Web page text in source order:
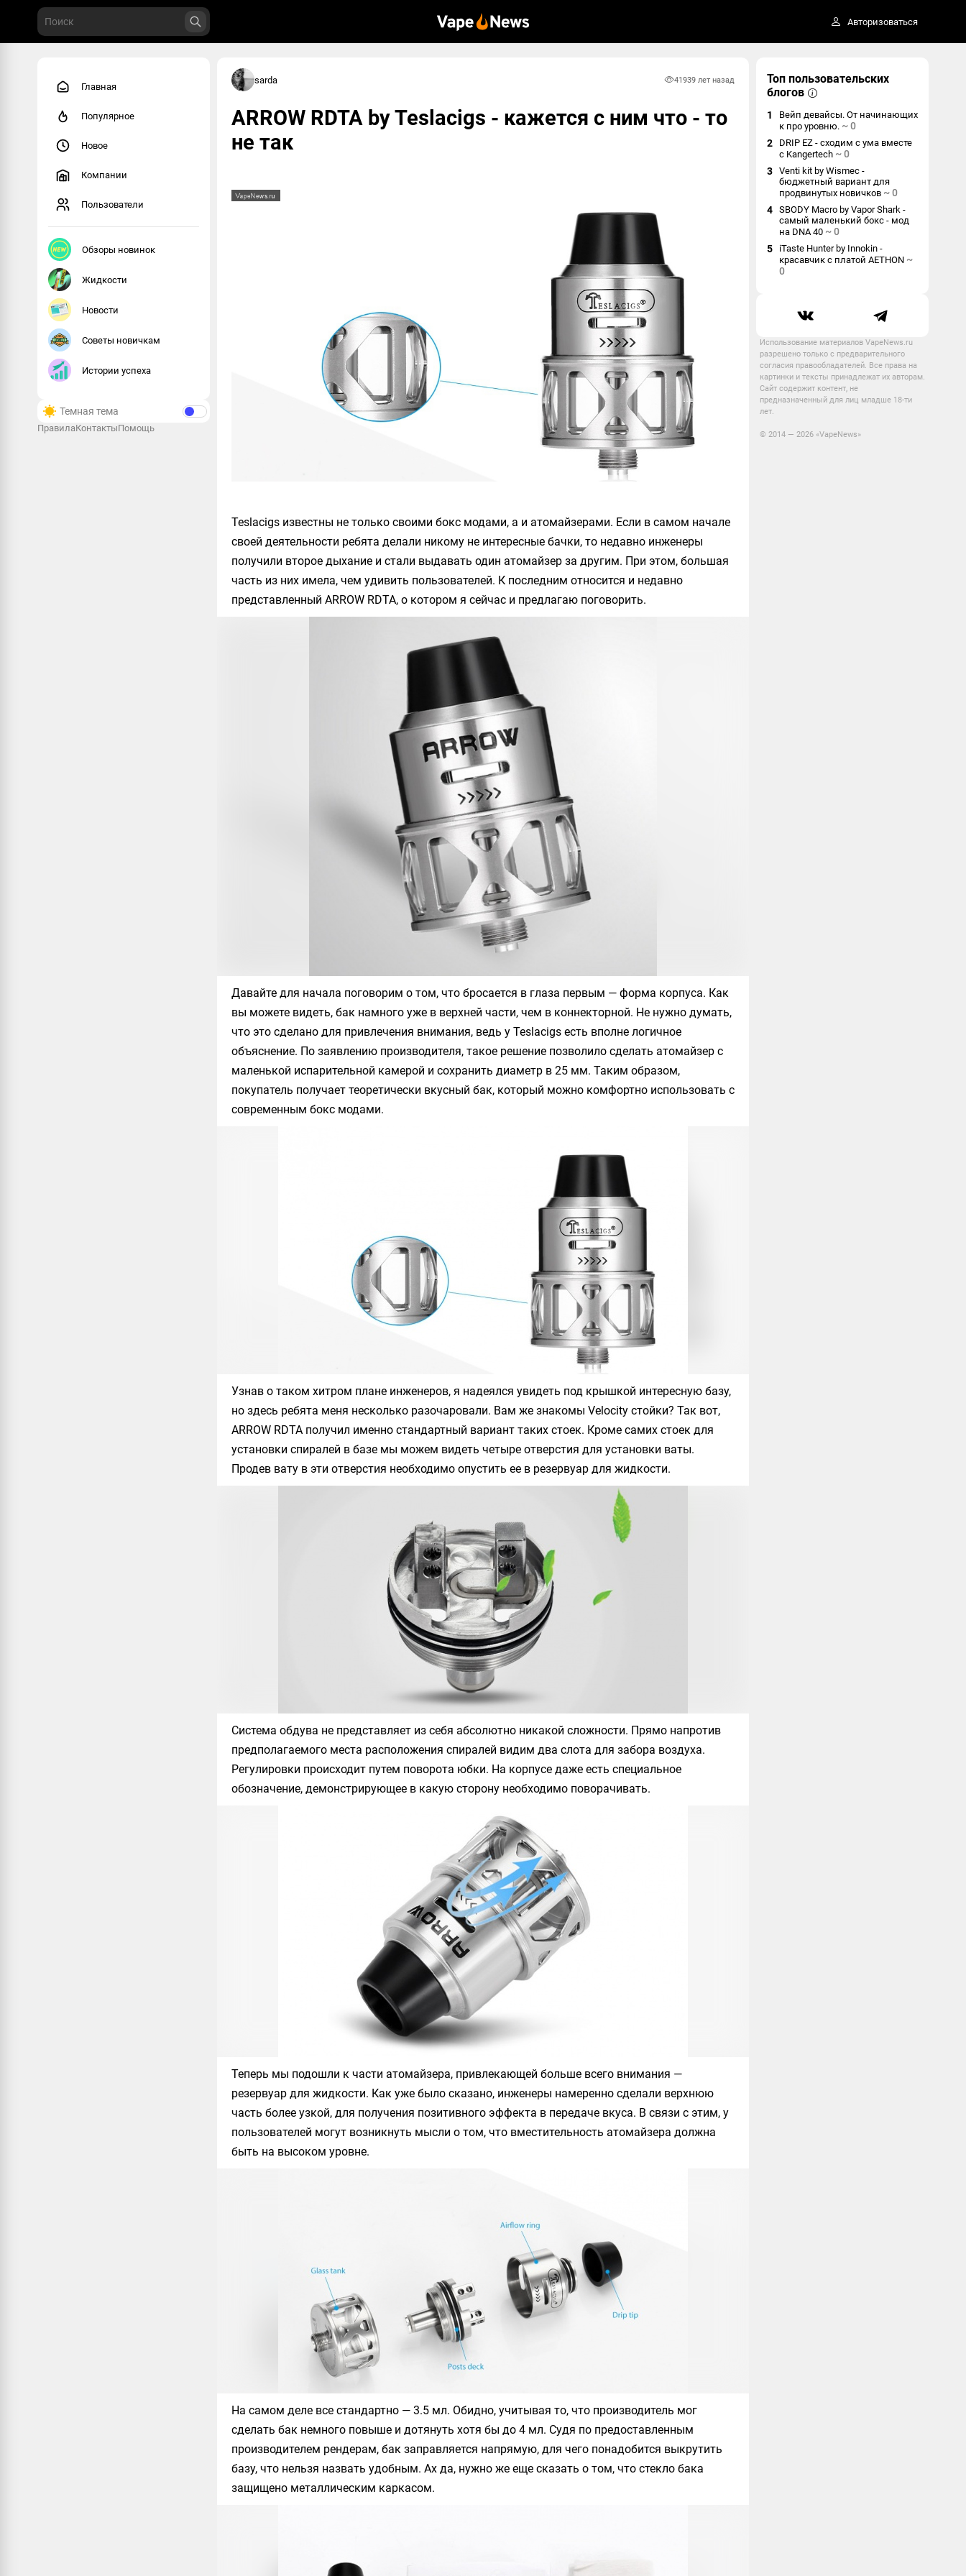
Авторизоваться
Главная
Популярное
Новое
Компании
Пользователи
Обзоры новинок
Жидкости
Новости
Советы новичкам
Истории успеха
Темная тема
ПравилаКонтактыПомощь
sarda 41939 лет назад
ARROW RDTA by Teslacigs - кажется с ним что - то
не так
Teslacigs известны не только своими бокс модами, а и атомайзерами. Если в самом начале
своей деятельности ребята делали никому не интересные бачки, то недавно инженеры
получили второе дыхание и стали выдавать один атомайзер за другим. При этом, большая
часть из них имела, чем удивить пользователей. К последним относится и недавно
представленный ARROW RDTA, о котором я сейчас и предлагаю поговорить.
Давайте для начала поговорим о том, что бросается в глаза первым — форма корпуса. Как
вы можете видеть, бак намного уже в верхней части, чем в коннекторной. Не нужно думать,
что это сделано для привлечения внимания, ведь у Teslacigs есть вполне логичное
объяснение. По заявлению производителя, такое решение позволило сделать атомайзер с
маленькой испарительной камерой и сохранить диаметр в 25 мм. Таким образом,
покупатель получает теоретически вкусный бак, который можно комфортно использовать с
современным бокс модами.
Узнав о таком хитром плане инженеров, я надеялся увидеть под крышкой интересную базу,
но здесь ребята меня несколько разочаровали. Вам же знакомы Velocity стойки? Так вот,
ARROW RDTA получил именно стандартный вариант таких стоек. Кроме самих стоек для
установки спиралей в базе мы можем видеть четыре отверстия для установки ваты.
Продев вату в эти отверстия необходимо опустить ее в резервуар для жидкости.
Система обдува не представляет из себя абсолютно никакой сложности. Прямо напротив
предполагаемого места расположения спиралей видим два слота для забора воздуха.
Регулировки происходит путем поворота юбки. На корпусе даже есть специальное
обозначение, демонстрирующее в какую сторону необходимо поворачивать.
Теперь мы подошли к части атомайзера, привлекающей больше всего внимания —
резервуар для жидкости. Как уже было сказано, инженеры намеренно сделали верхнюю
часть более узкой, для получения позитивного эффекта в передаче вкуса. В связи с этим, у
пользователей могут возникнуть мысли о том, что вместительность атомайзера должна
быть на высоком уровне.
На самом деле все стандартно — 3.5 мл. Обидно, учитывая то, что производитель мог
сделать бак немного повыше и дотянуть хотя бы до 4 мл. Судя по предоставленным
производителем рендерам, бак заправляется напрямую, для чего понадобится выкрутить
базу, что нельзя назвать удобным. Ах да, нужно же еще сказать о том, что стекло бака
защищено металлическим каркасом.
Топ пользовательских
блогов
1
Вейп девайсы. От начинающих
к про уровню. ~0
2
DRIP EZ - сходим с ума вместе
с Kangertech ~0
3 Venti kit by Wismec -
бюджетный вариант для
продвинутых новичков ~0
4 SBODY Macro by Vapor Shark -
самый маленький бокс - мод
на DNA 40 ~0
5
iTaste Hunter by Innokin -
красавчик с платой AETHON ~
0
Использование материалов VapeNews.ru
разрешено только с предварительного
согласия правообладателей. Все права на
картинки и тексты принадлежат их авторам.
Сайт содержит контент, не
предназначенный для лиц младше 18-ти
лет.
© 2014 — 2026 «VapeNews»